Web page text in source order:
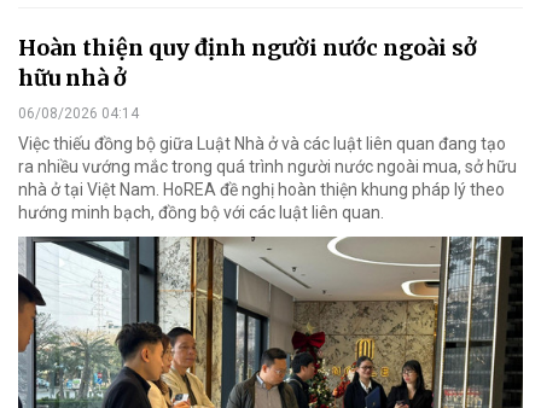
Hoàn thiện quy định người nước ngoài sở
hữu nhà ở
06/08/2026 04:14
Việc thiếu đồng bộ giữa Luật Nhà ở và các luật liên quan đang tạo
ra nhiều vướng mắc trong quá trình người nước ngoài mua, sở hữu
nhà ở tại Việt Nam. HoREA đề nghị hoàn thiện khung pháp lý theo
hướng minh bạch, đồng bộ với các luật liên quan.